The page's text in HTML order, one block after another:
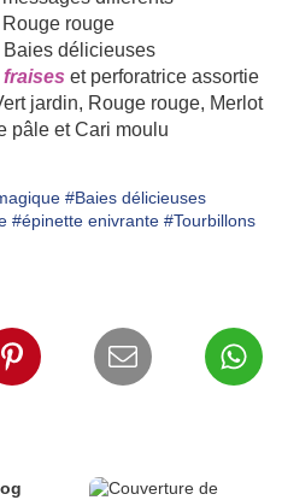
rouge
Baies délicieuses
et perforatrice assortie
jardin, Rouge rouge, Merlot
pâle et Cari moulu
#Baies délicieuses
#épinette enivrante #Tourbillons